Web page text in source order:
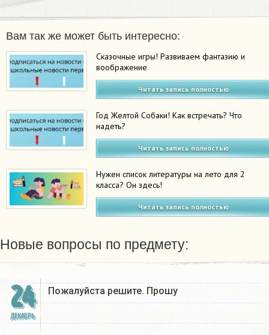
Вам так же может быть интересно:
Сказочные игры! Развиваем фантазию и
воображение
Читать запись полностью
Год Желтой Собаки! Как встречать? Что
надеть?
Читать запись полностью
Нужен список литературы на лето для 2
класса? Он здесь!
Читать запись полностью
Новые вопросы по предмету:
24
ДЕКАБРЬ
Пожалуйста решите. Прошу